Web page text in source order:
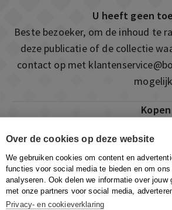
Over de cookies op deze website
We gebruiken cookies om content en
functies voor social media te bieden en om
analyseren. Ook delen we informatie over jouw
met onze partners voor social media,
Privacy- en cookieverklaring
U heeft geen
Beste bezoeker, om de inhoud te
deze publicatie of de collectie
contact op met
Deze publicatie is ook te vinden
ook de mogelijkheid om